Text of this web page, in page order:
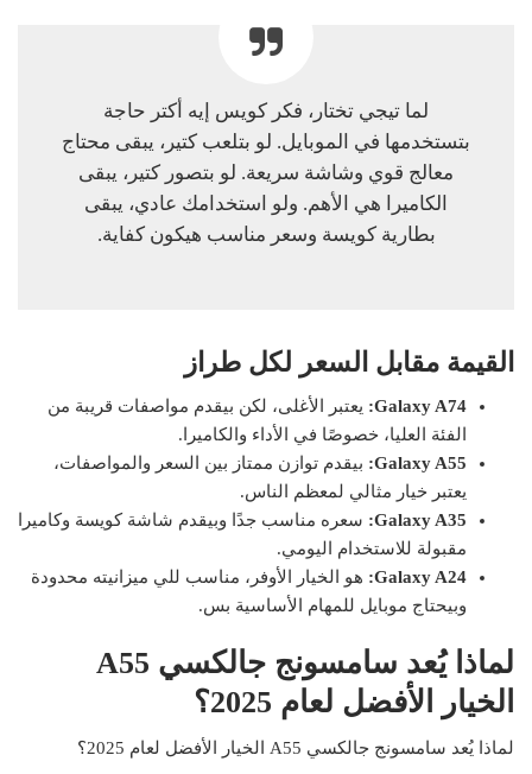
لما تيجي تختار، فكر كويس إيه أكتر حاجة
بتستخدمها في الموبايل. لو بتلعب كتير، يبقى محتاج
معالج قوي وشاشة سريعة. لو بتصور كتير، يبقى
الكاميرا هي الأهم. ولو استخدامك عادي، يبقى
بطارية كويسة وسعر مناسب هيكون كفاية.
القيمة مقابل السعر لكل طراز
Galaxy A74:
يعتبر الأغلى، لكن بيقدم مواصفات قريبة من
الفئة العليا، خصوصًا في الأداء والكاميرا.
Galaxy A55:
بيقدم توازن ممتاز بين السعر والمواصفات،
يعتبر خيار مثالي لمعظم الناس.
Galaxy A35:
سعره مناسب جدًا وبيقدم شاشة كويسة وكاميرا
مقبولة للاستخدام اليومي.
Galaxy A24:
هو الخيار الأوفر، مناسب للي ميزانيته محدودة
وبيحتاج موبايل للمهام الأساسية بس.
لماذا يُعد سامسونج جالكسي A55
الخيار الأفضل لعام 2025؟
لماذا يُعد سامسونج جالكسي A55 الخيار الأفضل لعام 2025؟